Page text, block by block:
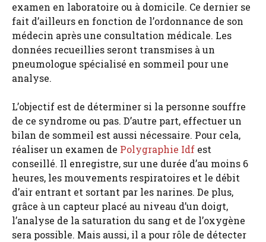
examen en laboratoire ou à domicile. Ce dernier se
fait d’ailleurs en fonction de l’ordonnance de son
médecin après une consultation médicale. Les
données recueillies seront transmises à un
pneumologue spécialisé en sommeil pour une
analyse.
L’objectif est de déterminer si la personne souffre
de ce syndrome ou pas. D’autre part, effectuer un
bilan de sommeil est aussi nécessaire. Pour cela,
réaliser un examen de Polygraphie Idf est
conseillé. Il enregistre, sur une durée d’au moins 6
heures, les mouvements respiratoires et le débit
d’air entrant et sortant par les narines. De plus,
grâce à un capteur placé au niveau d’un doigt,
l’analyse de la saturation du sang et de l’oxygène
sera possible. Mais aussi, il a pour rôle de détecter